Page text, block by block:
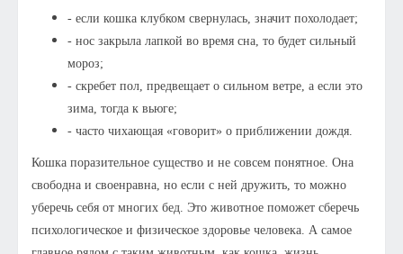
- если кошка клубком свернулась, значит похолодает;
- нос закрыла лапкой во время сна, то будет сильный
мороз;
- скребет пол, предвещает о сильном ветре, а если это
зима, тогда к вьюге;
- часто чихающая «говорит» о приближении дождя.
Кошка поразительное существо и не совсем понятное. Она
свободна и своенравна, но если с ней дружить, то можно
уберечь себя от многих бед. Это животное поможет сберечь
психологическое и физическое здоровье человека. А самое